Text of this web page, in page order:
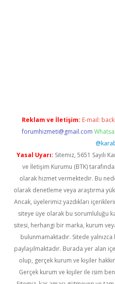
Reklam ve İletişim: E-mail:
forumhizmeti@gmail.com
Yasal Uyarı: Sitemiz, 5651 Sayılı
ve İletişim Kurumu (BTK)
olarak hizmet vermektedir. Bu
olarak denetleme veya araştırma
Ancak, üyelerimiz yazdıkları
siteye üye olarak bu sorumluluğu
sitesi, herhangi bir marka, kurum
bulunmamaktadır. Sitede yalnızca
paylaşılmaktadır. Burada yer alan
olup, gerçek kurum ve kişiler
Gerçek kurum ve kişiler ile isim